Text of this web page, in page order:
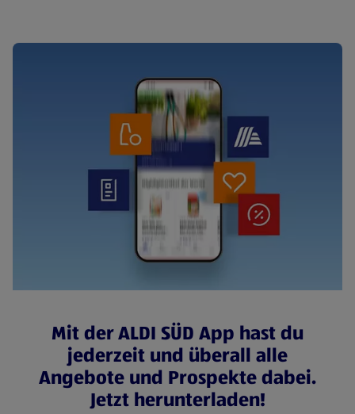
Mit der ALDI SÜD App hast du
jederzeit und überall alle
Angebote und Prospekte dabei.
Jetzt herunterladen!